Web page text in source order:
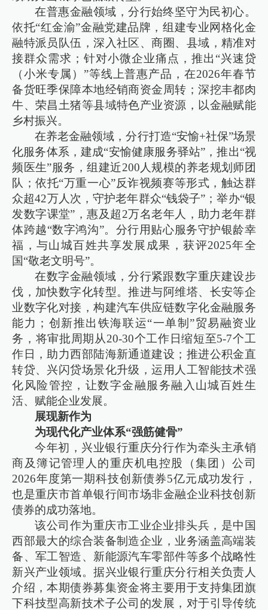
在普惠金融领域，分行始终坚守为民初心。
依托“红金渝”金融党建品牌，组建专业网格化金
融特派员队伍，深入社区、商圈、县域，精准对
接群众需求；针对小微企业痛点，推出“兴速贷
（小米专属）”等线上普惠产品，在2026年春节
备货旺季保障本地经销商资金周转；深挖丰都肉
牛、荣昌土猪等县域特色产业资源，以金融赋能
乡村振兴。
在养老金融领域，分行打造“安愉+社保”场景
化服务体系，建成“安愉健康服务驿站”，推出“视
频医生”服务，组建近200人规模的养老规划师团
队；依托“万重一心”反诈视频赛等形式，触达群
众超42万人次，守护老年群众“钱袋子”；举办“银
发数字课堂”，惠及超2万名老年人，助力老年群
体跨越“数字鸿沟”。分行用贴心服务守护银龄幸
福，与山城百姓共享发展成果，获评2025年全
国“敬老文明号”。
在数字金融领域，分行紧跟数字重庆建设步
伐，加快数字化转型。推进与阿维塔、长安等企
业数字化对接，构建汽车供应链数字化金融服务
能力；创新推出铁海联运“一单制”贸易融资业
务，将审批周期从20-30个工作日缩短至5-7个工
作日，助力西部陆海新通道建设；推进公积金直
转贷、兴闪贷场景化升级，运用人工智能技术强
化风险管控，让数字金融服务融入山城百姓生
活、赋能企业发展。
展现新作为
为现代化产业体系“强筋健骨”
今年初，兴业银行重庆分行作为牵头主承销
商及簿记管理人的重庆机电控股（集团）公司
2026年度第一期科技创新债券5亿元成功发行，
也是重庆市首单银行间市场非金融企业科技创新
债券的成功落地。
该公司作为重庆市工业企业排头兵，是中国
西部最大的综合装备制造企业，业务涵盖高端装
备、军工智造、新能源汽车零部件等多个战略性
新兴产业领域。据兴业银行重庆分行相关负责人
介绍，本期债券募集资金将主要用于支持集团旗
下科技型高新技术子公司的发展，对于引导传统